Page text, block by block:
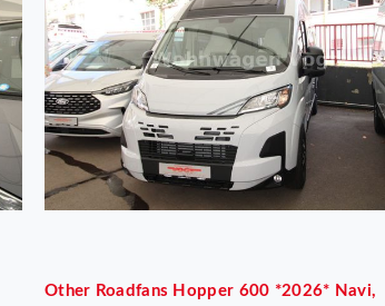
Other Roadfans Hopper 600 *2026* Navi,